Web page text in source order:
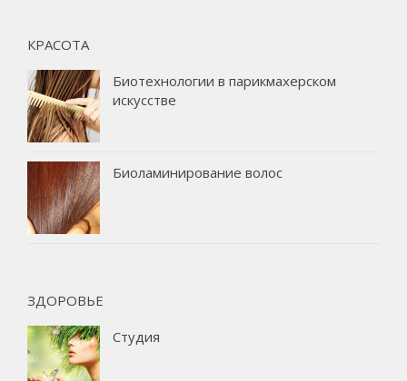
КРАСОТА
Биотехнологии в парикмахерском
искусстве
Биоламинирование волос
ЗДОРОВЬЕ
Студия